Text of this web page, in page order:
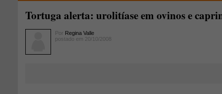
Tortuga alerta: urolitíase em ovinos e
Por Regina Valle
postado em 20/10/2008